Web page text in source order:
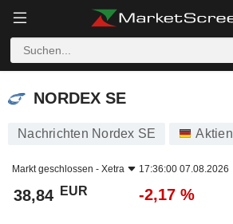
NORDEX SE
NORDEX SE
Nachrichten Nordex SE Aktien
Markt geschlossen - Xetra 17:36:00 07.08.2026
38,84 EUR -2,17 %